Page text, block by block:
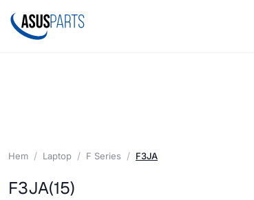
Hem Laptop F Series F3JA
F3JA(15)